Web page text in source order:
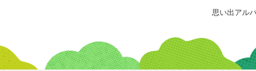
思い出アル